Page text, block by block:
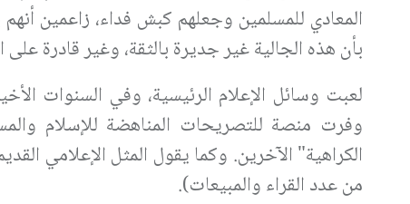
المعادي للمسلمين وجعلهم كبش فداء، زاعمين
بأن هذه الجالية غير جديرة بالثقة، وغير قادرة على
لعبت وسائل الإعلام الرئيسية، وفي السنوات
وفرت منصة للتصريحات المناهضة للإسلام
الكراهية" الآخرين. وكما يقول المثل الإعلامي
من عدد القراء والمبيعات).